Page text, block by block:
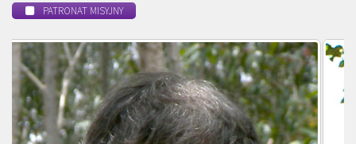
PATRONAT MISYJNY